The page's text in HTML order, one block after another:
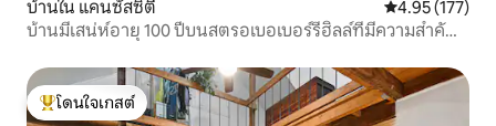
บ้านใน แคนซัสซิตี คะแนนเฉลี่ย
4.95 (177)
บ้านมีเสน่ห์อายุ 100 ปีบนสตรอเบอเบอร์รี่ฮิลล์ที่มีความสำคัญ
โดนใจเกสต์ที่สุด
โดนใจเกสต์